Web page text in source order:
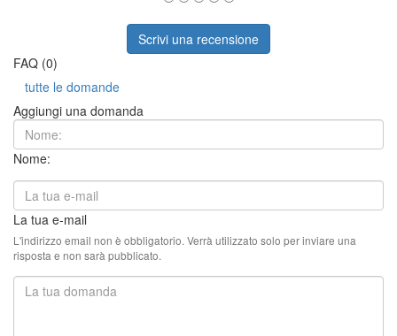
Scrivi una recensione
FAQ (0)
tutte le domande
Aggiungi una domanda
Nome:
La tua e-mail
L'indirizzo email non è obbligatorio. Verrà utilizzato solo per inviare una
risposta e non sarà pubblicato.